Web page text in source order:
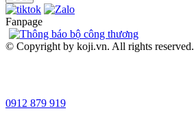
Fanpage
© Copyright by koji.vn. All rights reserved.
0912 879 919